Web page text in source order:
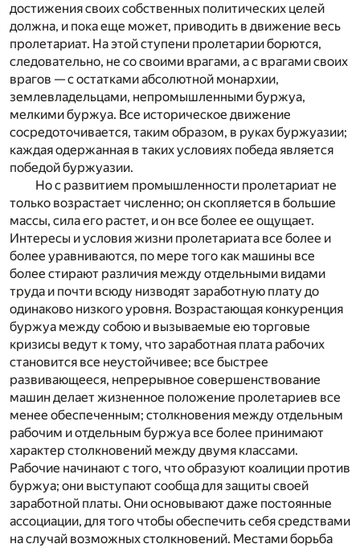
достижения своих собственных политических целей
должна, и пока еще может, приводить в движение весь
пролетариат. На этой ступени пролетарии борются,
следовательно, не со своими врагами, а с врагами своих
врагов — с остатками абсолютной монархии,
землевладельцами, непромышленными буржуа,
мелкими буржуа. Все историческое движение
сосредоточивается, таким образом, в руках буржуазии;
каждая одержанная в таких условиях победа является
победой буржуазии.
Но с развитием промышленности пролетариат не
только возрастает численно; он скопляется в большие
массы, сила его растет, и он все более ее ощущает.
Интересы и условия жизни пролетариата все более и
более уравниваются, по мере того как машины все
более стирают различия между отдельными видами
труда и почти всюду низводят заработную плату до
одинаково низкого уровня. Возрастающая конкуренция
буржуа между собою и вызываемые ею торговые
кризисы ведут к тому, что заработная плата рабочих
становится все неустойчивее; все быстрее
развивающееся, непрерывное совершенствование
машин делает жизненное положение пролетариев все
менее обеспеченным; столкновения между отдельным
рабочим и отдельным буржуа все более принимают
характер столкновений между двумя классами.
Рабочие начинают с того, что образуют коалиции против
буржуа; они выступают сообща для защиты своей
заработной платы. Они основывают даже постоянные
ассоциации, для того чтобы обеспечить себя средствами
на случай возможных столкновений. Местами борьба